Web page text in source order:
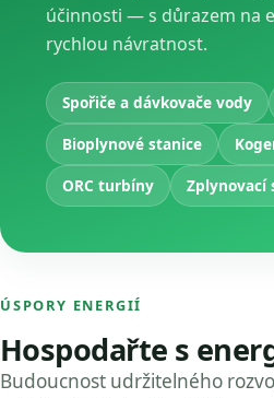
účinnosti — s důrazem na
rychlou návratnost.
Spořiče a dávkovače vody
Bioplynové stanice
ORC turbíny
Zplynovací
ÚSPORY ENERGIÍ
Hospodařte s
Budoucnost udržitelného